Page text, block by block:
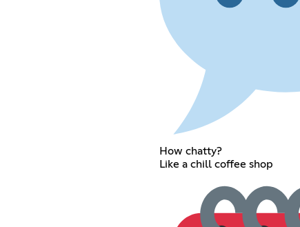
How chatty?
Like a chill coffee shop